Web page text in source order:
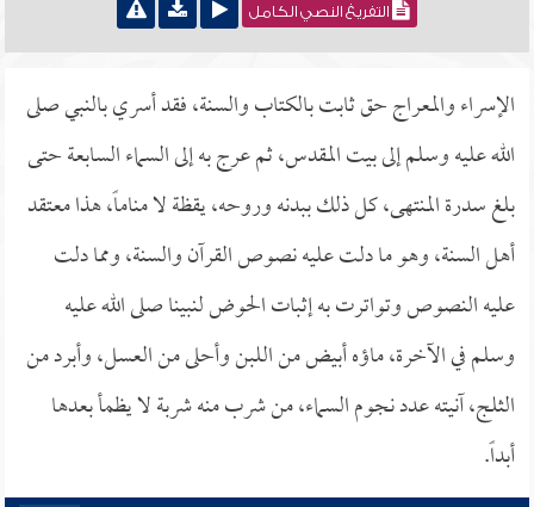
التفريغ النصي الكامل
الإسراء والمعراج حق ثابت بالكتاب والسنة، فقد أسري بالنبي صلى
الله عليه وسلم إلى بيت المقدس، ثم عرج به إلى السماء السابعة حتى
بلغ سدرة المنتهى، كل ذلك ببدنه وروحه، يقظة لا مناماً، هذا معتقد
أهل السنة، وهو ما دلت عليه نصوص القرآن والسنة، ومما دلت
عليه النصوص وتواترت به إثبات الحوض لنبينا صلى الله عليه
وسلم في الآخرة، ماؤه أبيض من اللبن وأحلى من العسل، وأبرد من
الثلج، آنيته عدد نجوم السماء، من شرب منه شربة لا يظمأ بعدها
أبداً.